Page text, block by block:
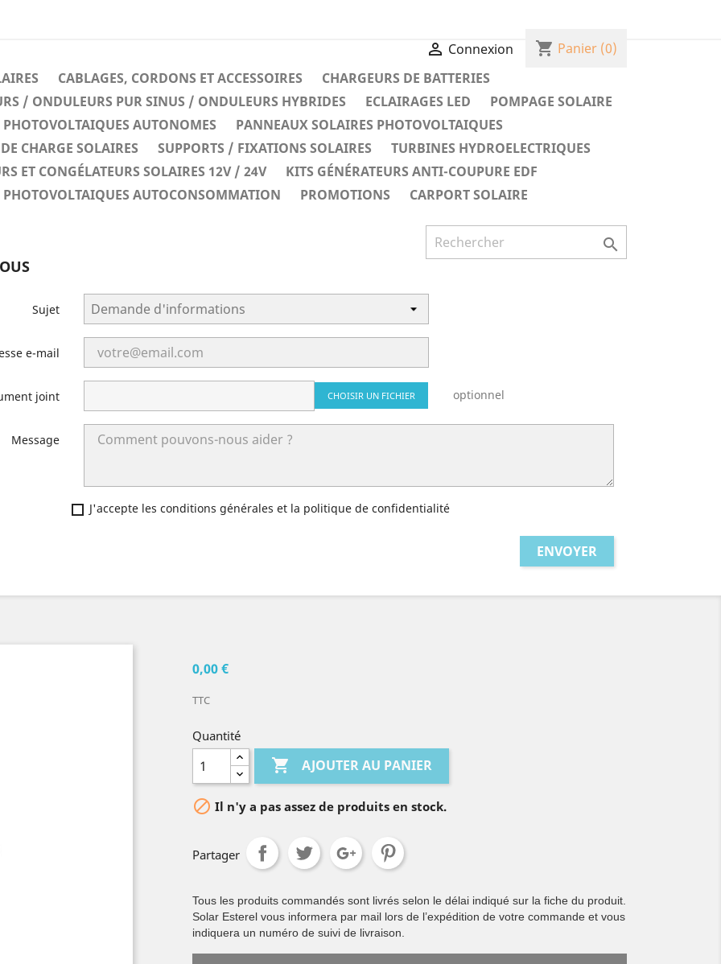
 Connexion shopping_cart Panier (0)
CABLAGES, CORDONS ET ACCESSOIRES
CHARGEURS DE BATTERIES
/ ONDULEURS PUR SINUS / ONDULEURS HYBRIDES
ECLAIRAGES LED
POMPAGE SOLAIRE
PHOTOVOLTAIQUES AUTONOMES
PANNEAUX SOLAIRES PHOTOVOLTAIQUES
CHARGE SOLAIRES
SUPPORTS / FIXATIONS SOLAIRES
TURBINES HYDROELECTRIQUES
ET CONGÉLATEURS SOLAIRES 12V / 24V
KITS GÉNÉRATEURS ANTI-COUPURE EDF
PHOTOVOLTAIQUES AUTOCONSOMMATION
PROMOTIONS CARPORT SOLAIRE

Sujet
e-mail
joint CHOISIR UN FICHIER optionnel
Message
J'accepte les conditions générales et la politique de confidentialité
0,00 €
TTC
Quantité
 AJOUTER AU PANIER
 Il n'y a pas assez de produits en stock.
Partager
Tous les produits commandés sont livrés selon le délai indiqué sur la fiche du produit.
Solar Esterel vous informera par mail lors de l’expédition de votre commande et vous
indiquera un numéro de suivi de livraison.